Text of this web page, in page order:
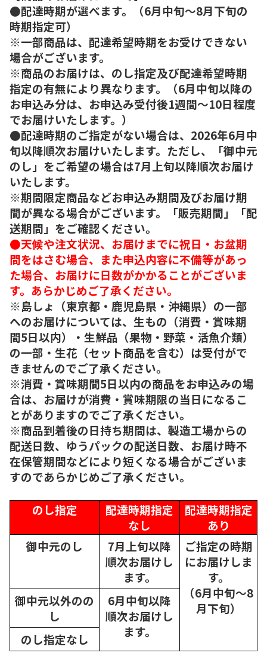
●配達時期が選べます。（6月中旬～8月下旬の
時期指定可）
※一部商品は、配達希望時期をお受けできない
場合がございます。
※商品のお届けは、のし指定及び配達希望時期
指定の有無により異なります。（6月中旬以降の
お申込み分は、お申込み受付後1週間～10日程度
でお届けいたします。）
●配達時期のご指定がない場合は、2026年6月中
旬以降順次お届けいたします。ただし、「御中元
のし」をご希望の場合は7月上旬以降順次お届け
いたします。
※期間限定商品などお申込み期間及びお届け期
間が異なる場合がございます。「販売期間」「配
送期間」をご確認ください。
●天候や注文状況、お届けまでに祝日・お盆期
間をはさむ場合、また申込内容に不備等があっ
た場合、お届けに日数がかかることがございま
す。あらかじめご了承ください。
※島しょ（東京都・鹿児島県・沖縄県）の一部
へのお届けについては、生もの（消費・賞味期
間5日以内）・生鮮品（果物・野菜・活魚介類）
の一部・生花（セット商品を含む）は受付がで
きませんのでご了承ください。
※消費・賞味期間5日以内の商品をお申込みの場
合は、お届けが消費・賞味期限の当日になるこ
とがありますのでご了承ください。
※商品到着後の日持ち期間は、製造工場からの
配送日数、ゆうパックの配送日数、お届け時不
在保管期間などにより短くなる場合がございま
すのであらかじめご了承ください。
のし指定
配達時期指定
なし
配達時期指定
あり
御中元のし
7月上旬以降
順次お届けし
ます。
ご指定の時期
にお届けしま
す。
（6月中旬～8
月下旬）
御中元以外のの
し
6月中旬以降
順次お届けし
ます。
のし指定なし